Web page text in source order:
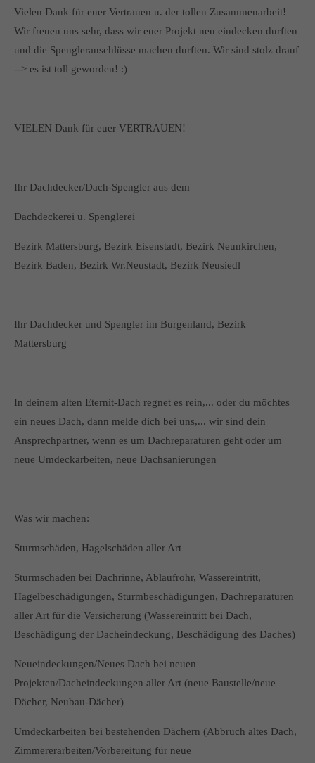
Vielen Dank für euer Vertrauen u. der tollen Zusammenarbeit!
Wir freuen uns sehr, dass wir euer Projekt neu eindecken durften
und die Spengleranschlüsse machen durften. Wir sind stolz drauf
--> es ist toll geworden! :)
VIELEN Dank für euer VERTRAUEN!
Ihr Dachdecker/Dach-Spengler aus dem
Dachdeckerei u. Spenglerei
Bezirk Mattersburg, Bezirk Eisenstadt, Bezirk Neunkirchen,
Bezirk Baden, Bezirk Wr.Neustadt, Bezirk Neusiedl
Ihr Dachdecker und Spengler im Burgenland, Bezirk
Mattersburg
In deinem alten Eternit-Dach regnet es rein,... oder du möchtes
ein neues Dach, dann melde dich bei uns,... wir sind dein
Ansprechpartner, wenn es um Dachreparaturen geht oder um
neue Umdeckarbeiten, neue Dachsanierungen
Was wir machen:
Sturmschäden, Hagelschäden aller Art
Sturmschaden bei Dachrinne, Ablaufrohr, Wassereintritt,
Hagelbeschädigungen, Sturmbeschädigungen, Dachreparaturen
aller Art für die Versicherung (Wassereintritt bei Dach,
Beschädigung der Dacheindeckung, Beschädigung des Daches)
Neueindeckungen/Neues Dach bei neuen
Projekten/Dacheindeckungen aller Art (neue Baustelle/neue
Dächer, Neubau-Dächer)
Umdeckarbeiten bei bestehenden Dächern (Abbruch altes Dach,
Zimmererarbeiten/Vorbereitung für neue